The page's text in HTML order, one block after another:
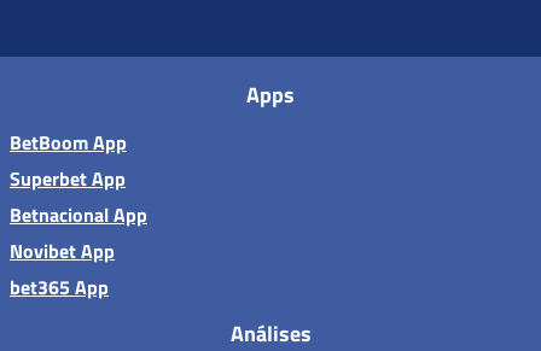
Apps
BetBoom App
Superbet App
Betnacional App
Novibet App
bet365 App
Análises